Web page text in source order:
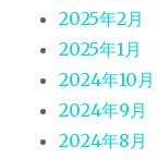
2025年2月
2025年1月
2024年10月
2024年9月
2024年8月